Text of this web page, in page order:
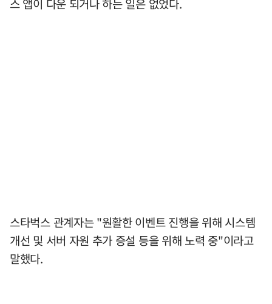
스 앱이 다운 되거나 하는 일은 없었다.
스타벅스 관계자는 "원활한 이벤트 진행을 위해 시스템
개선 및 서버 자원 추가 증설 등을 위해 노력 중"이라고
말했다.